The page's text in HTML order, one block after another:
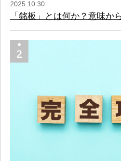
2025.10.30
「銘板」とは何か？意味か